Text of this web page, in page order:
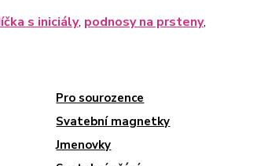
s iniciály, podnosy na prsteny,
Pro sourozence
Svatební magnetky
Jmenovky